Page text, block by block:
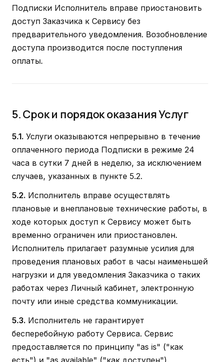
Подписки Исполнитель вправе приостановить
доступ Заказчика к Сервису без
предварительного уведомления. Возобновление
доступа производится после поступления
оплаты.
5. Срок и порядок оказания Услуг
5.1. Услуги оказываются непрерывно в течение
оплаченного периода Подписки в режиме 24
часа в сутки 7 дней в неделю, за исключением
случаев, указанных в пункте 5.2.
5.2. Исполнитель вправе осуществлять
плановые и внеплановые технические работы, в
ходе которых доступ к Сервису может быть
временно ограничен или приостановлен.
Исполнитель прилагает разумные усилия для
проведения плановых работ в часы наименьшей
нагрузки и для уведомления Заказчика о таких
работах через Личный кабинет, электронную
почту или иные средства коммуникации.
5.3. Исполнитель не гарантирует
бесперебойную работу Сервиса. Сервис
предоставляется по принципу "as is" ("как
есть") и "as available" ("как доступен").